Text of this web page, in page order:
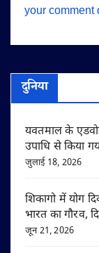
your comment
दुनिया
यवतमाल के
उपाधि से किया
जुलाई 18, 2026
शिकागो में योग
भारत का गौरव,
जून 21, 2026